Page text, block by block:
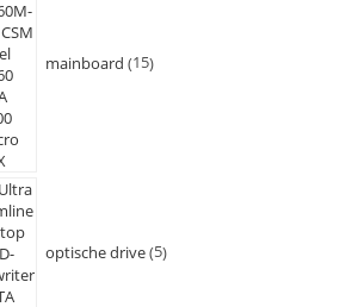
mainboard 15
optische drive 5